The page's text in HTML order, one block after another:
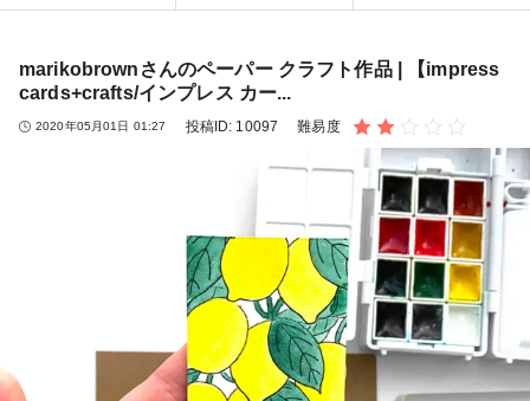
marikobrownさんのペーパー クラフト作品 | 【impress
cards+crafts/インプレス カー...
2020年05月01日 01:27 投稿ID: 10097 難易度